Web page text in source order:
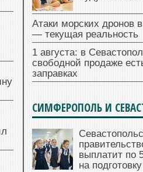
Атаки морских дронов
— текущая реальность
1 августа: в
свободной продаже
заправках
СИМФЕРОПОЛЬ И
выплатит по
на